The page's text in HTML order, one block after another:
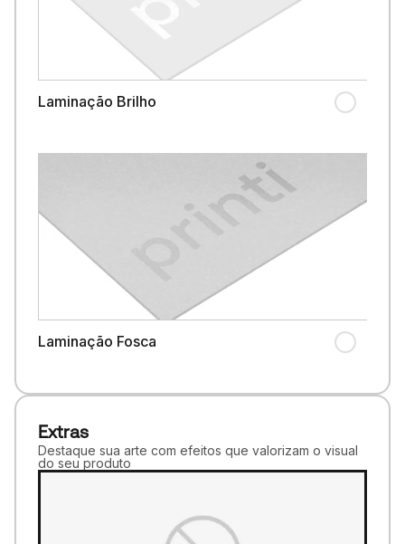
Laminação Brilho
Laminação Fosca
Extras
Destaque sua arte com efeitos que valorizam o visual
do seu produto